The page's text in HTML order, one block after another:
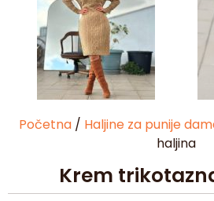
Početna / Haljine za punije
haljina
Krem